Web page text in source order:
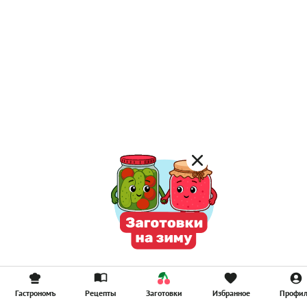
Гастрономъ Рецепты Заготовки Избранное